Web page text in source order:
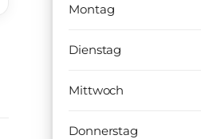
Montag
Dienstag
Mittwoch
Donnerstag